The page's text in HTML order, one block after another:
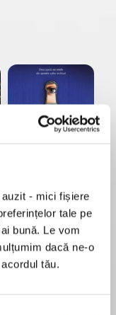
- mici fișiere
tale pe
bună. Le vom
dacă ne-o
tău.